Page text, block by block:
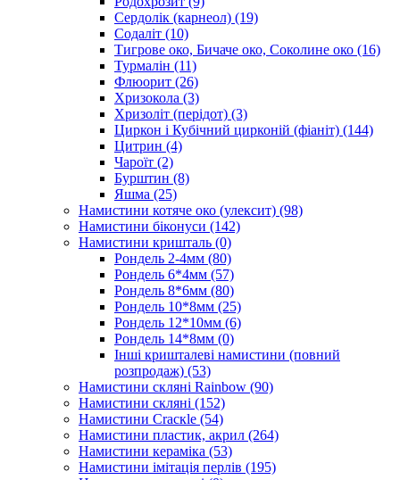
Сердолік (карнеол) (19)
Содаліт (10)
Тигрове око, Бичаче око, Соколине око (16)
Турмалін (11)
Флюорит (26)
Хризокола (3)
Хризоліт (перідот) (3)
Циркон і Кубічний цирконій (фіаніт) (144)
Цитрин (4)
Чароїт (2)
Бурштин (8)
Яшма (25)
Намистини котяче око (улексит) (98)
Намистини біконуси (142)
Намистини кришталь (0)
Рондель 2-4мм (80)
Рондель 6*4мм (57)
Рондель 8*6мм (80)
Рондель 10*8мм (25)
Рондель 12*10мм (6)
Рондель 14*8мм (0)
Інші кришталеві намистини (повний
розпродаж) (53)
Намистини скляні Rainbow (90)
Намистини скляні (152)
Намистини Cracкle (54)
Намистини пластик, акрил (264)
Намистини кераміка (53)
Намистини імітація перлів (195)